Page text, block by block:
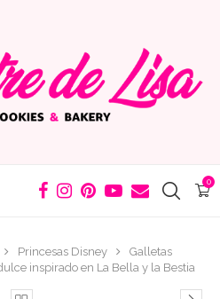
0
Princesas Disney
Galletas
inspirado en La Bella y la Bestia